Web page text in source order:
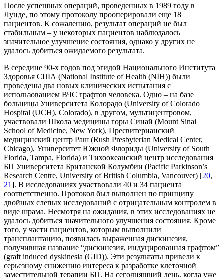
После успешных операций, проведенных в 1989 году в
Лунде, по этому протоколу прооперировали еще 18
пациентов. К сожалению, результат операций не был
стабильным – у некоторых пациентов наблюдалось
значительное улучшение состояния, однако у других не
удалось добиться ожидаемого результата.
В середине 90-х годов под эгидой Национального Института
Здоровья США (National Institute of Health (NIH)) были
проведены два новых клинических испытания с
использованием ВЧС графтов человека. Одно – на базе
больницы Университета Колорадо (University of Colorado
Hospital (UCH), Colorado), в другом, мультицентровом,
участвовали Школа медицины горы Синай (Mount Sinai
School of Medicine, New York), Пресвитерианский
медицинский центр Раш (Rush Presbyterian Medical Center,
Chicago), Университет Южной Флориды (University of South
Florida, Tampa, Florida) и Тихоокеанский центр исследования
БП Университета Британской Колумбии (Pacific Parkinson’s
Research Centre, University of British Columbia, Vancouver) [20,
21]. В исследованиях участвовали 40 и 34 пациента
соответственно. Протокол был выполнен по принципу
двойных слепых исследований с отрицательным контролем в
виде шрама. Несмотря на ожидания, в этих исследованиях не
удалось добиться значительного улучшения состояния. Кроме
того, у части пациентов, которым выполнили
трансплантацию, появилась выраженная дискинезия,
получившая название “дискинезия, индуцированная графтом”
(graft induced dyskinesia (GID)). Эти результаты привели к
серьезному снижению интереса к разработке клеточной
заместительной терапии БП. На сегодняшний день, когда уже